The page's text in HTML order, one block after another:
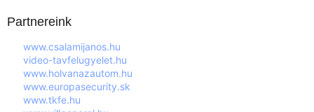
Partnereink
www.csalamijanos.hu
video-tavfelugyelet.hu
www.holvanazautom.hu
www.europasecurity.sk
www.tkfe.hu